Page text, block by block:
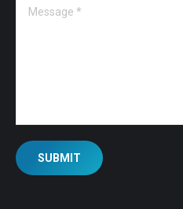
Message *
SUBMIT